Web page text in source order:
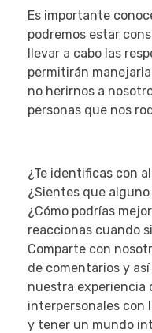
Es importante
podremos estar
llevar a cabo las
permitirán
no herirnos a
personas que nos
¿Te identificas con
¿Sientes que
¿Cómo podrías
reaccionas cuando
Comparte con
de comentarios y
nuestra experiencia
interpersonales con
y tener un mundo